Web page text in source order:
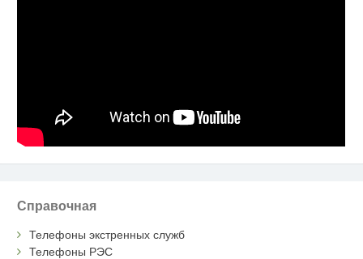
Справочная
Телефоны экстренных служб
Телефоны РЭС